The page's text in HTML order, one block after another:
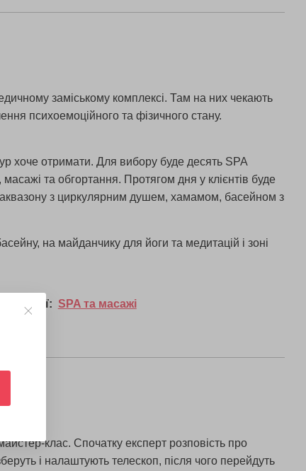
заміському комплексі. Там на них чекають
психоемоційного та фізичного стану.
хоче отримати. Для вибору буде десять SPA
та обгортання. Протягом дня у клієнтів буде
аквазону з циркулярним душем, хамамом, басейном з
на майданчику для йоги та медитацій і зоні
SPA та масажі
клас. Спочатку експерт розповість про
і налаштують телескоп, після чого перейдуть